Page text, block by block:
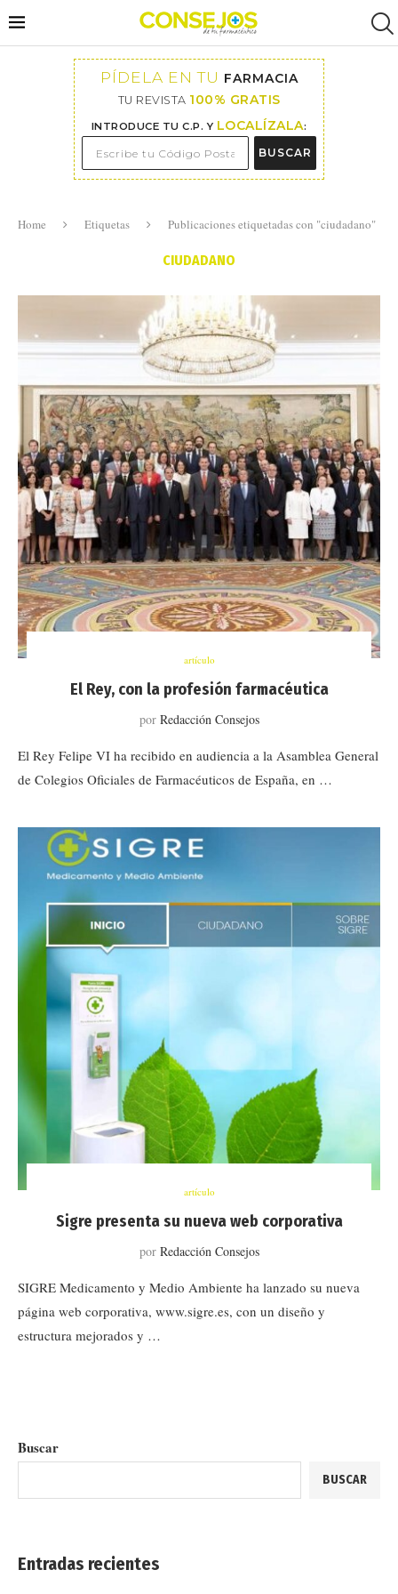
PÍDELA EN TU FARMACIA
TU REVISTA 100% GRATIS
INTRODUCE TU C.P. Y LOCALÍZALA:
BUSCAR
Home Etiquetas Publicaciones etiquetadas con "ciudadano"
CIUDADANO
artículo
El Rey, con la profesión farmacéutica
por Redacción Consejos
El Rey Felipe VI ha recibido en audiencia a la Asamblea General
de Colegios Oficiales de Farmacéuticos de España, en …
artículo
Sigre presenta su nueva web corporativa
por Redacción Consejos
SIGRE Medicamento y Medio Ambiente ha lanzado su nueva
página web corporativa, www.sigre.es, con un diseño y
estructura mejorados y …
Buscar
BUSCAR
Entradas recientes